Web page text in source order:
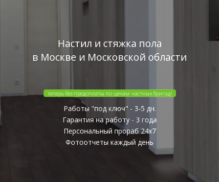
Настил и стяжка пола
в Москве и Московской области
теперь без предоплаты по ценам частных бригад!
Работы "под ключ" - 3-5 дн.
Гарантия на работу - 3 года
Персональный прораб 24x7
Фотоотчеты каждый день